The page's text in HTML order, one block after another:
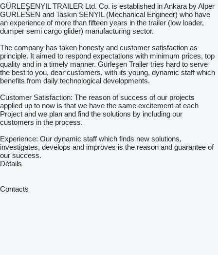
GÜRLEŞENYIL TRAILER Ltd. Co. is established in Ankara by Alper
GURLESEN and Taskın SENYIL (Mechanical Engineer) who have
an experience of more than fifteen years in the trailer (low loader,
dumper semi cargo glider) manufacturing sector.
The company has taken honesty and customer satisfaction as
principle. It aimed to respond expectations with minimum prices, top
quality and in a timely manner. Gürleşen Trailer tries hard to serve
the best to you, dear customers, with its young, dynamic staff which
benefits from daily technological developments.
Customer Satisfaction: The reason of success of our projects
applied up to now is that we have the same excitement at each
Project and we plan and find the solutions by including our
customers in the process.
Experience: Our dynamic staff which finds new solutions,
investigates, develops and improves is the reason and guarantee of
our success.
Détails
Contacts